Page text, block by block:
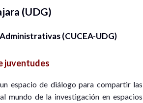
(UDG)
(CUCEA-UDG)
juventudes
espacio de diálogo para compartir las
mundo de la investigación en espacios